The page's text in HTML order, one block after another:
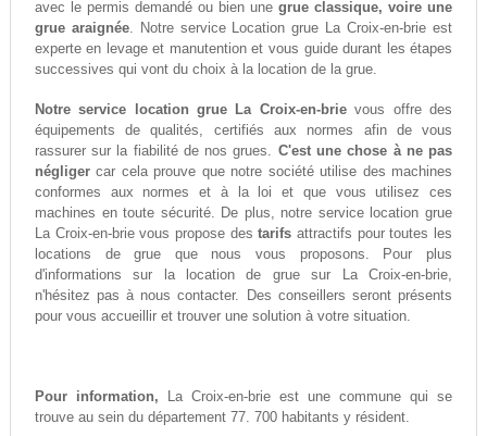
avec le permis demandé ou bien unegrue classique, voire une
grue araignée. Notre service Location grue La Croix-en-brie est
experte en levage et manutention et vous guide durant les étapes
successives qui vont du choix à la location de la grue.
Notre service location grue La Croix-en-brievous offre des
équipements de qualités, certifiés aux normes afin de vous
rassurer sur la fiabilité de nos grues. C'est une chose à ne pas
négligercar cela prouve que notre société utilise des machines
conformes aux normes et à la loi et que vous utilisez ces
machines en toute sécurité. De plus, notre service location grue
La Croix-en-brie vous propose destarifs attractifs pour toutes les
locations de grue que nous vous proposons. Pour plus
d'informations sur la location de grue sur La Croix-en-brie,
n'hésitez pas à nous contacter. Des conseillers seront présents
pour vous accueillir et trouver une solution à votre situation.
Pour information, La Croix-en-brie est une commune qui se
trouve au sein du département 77. 700 habitants y résident.